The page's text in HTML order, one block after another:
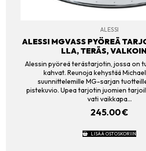
ALESSI
ALESSI MGVASS PYÖREÄ
LLA, TERÄS,
Alessin pyöreä terästarjotin, jossa on
kahvat. Reunoja kehystää
suunnittelemille MG-sarjan
pistekuvio. Upea tarjotin juomien
vati vaikkapa…
245.00€
LISÄÄ OSTOSKORIIN